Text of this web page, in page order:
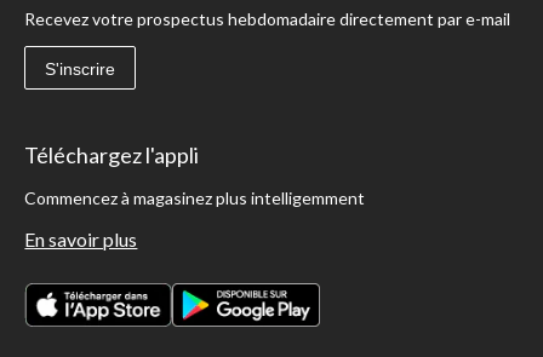
Recevez votre prospectus hebdomadaire directement par e-mail
S'inscrire
Téléchargez l'appli
Commencez à magasinez plus intelligemment
En savoir plus